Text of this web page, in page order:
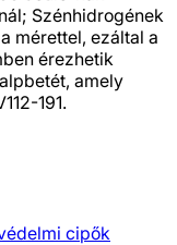
Szénhidrogének
mérettel, ezáltal a
érezhetik
amely
191.
cipők